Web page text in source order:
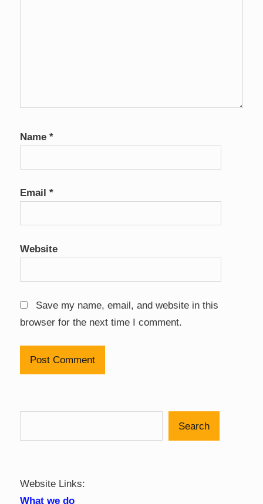
Name *
Email *
Website
Save my name, email, and website in this
browser for the next time I comment.
Search
Website Links:
What we do